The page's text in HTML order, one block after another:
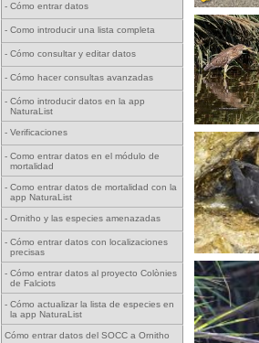
- Cómo entrar datos
- Como introducir una lista completa
- Cómo consultar y editar datos
- Cómo hacer consultas avanzadas
- Cómo introducir datos en la app
NaturaList
- Verificaciones
- Como entrar datos en el módulo de
mortalidad
- Como entrar datos de mortalidad con la
app NaturaList
- Ornitho y las especies amenazadas
- Cómo entrar datos con localizaciones
precisas
- Cómo entrar datos al proyecto Colònies
de Falciots
- Cómo actualizar la lista de especies en
la app NaturaList
Cómo entrar datos del SOCC a Ornitho